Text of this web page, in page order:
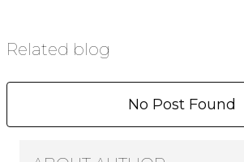
Related blog
No Post Found